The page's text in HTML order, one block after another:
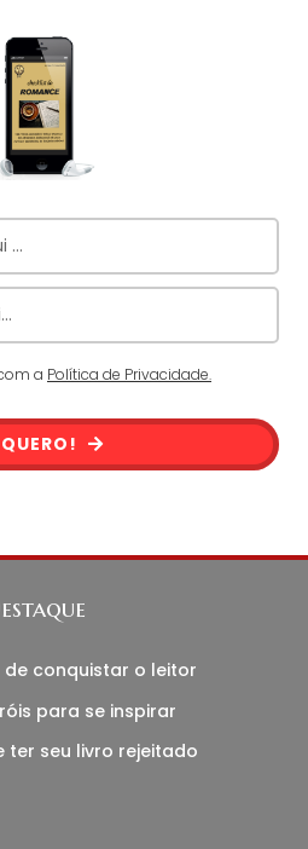
a Política de Privacidade.
de conquistar o leitor
para se inspirar
ter seu livro rejeitado